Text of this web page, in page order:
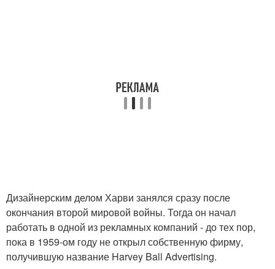
Дизайнерским делом Харви занялся сразу после
окончания второй мировой войны. Тогда он начал
работать в одной из рекламных компаний - до тех пор,
пока в 1959-ом году не открыл собственную фирму,
получившую название Harvey Ball Advertising.